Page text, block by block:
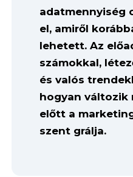
adatmennyiség
el, amiről
lehetett. Az
számokkal,
és valós
hogyan változik
előtt a
szent grálja.